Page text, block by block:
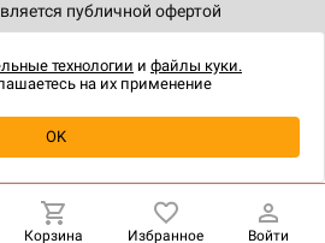
о наличии
публичной офертой
Корзина Избранное Войти
технологии и файлы куки.
на их применение
OK